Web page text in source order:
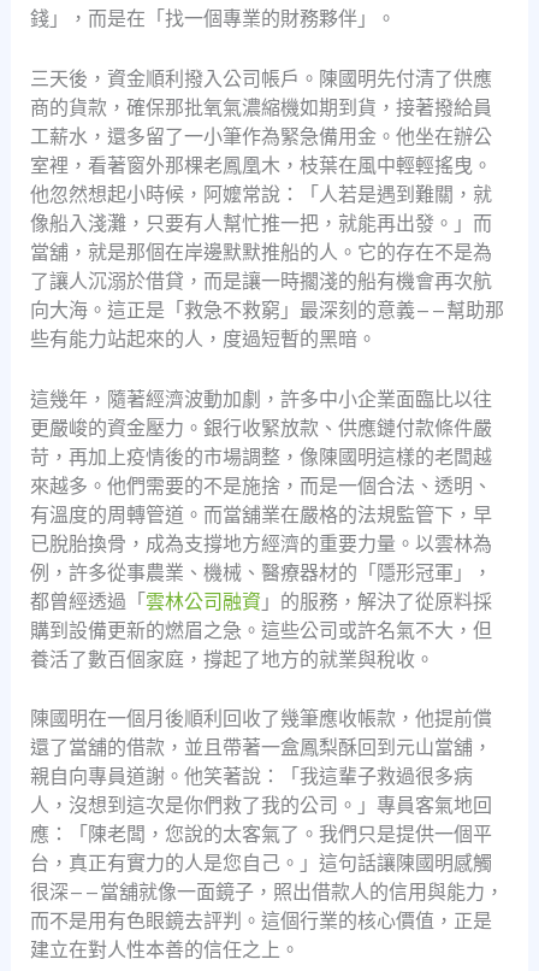
錢」，而是在「找一個專業的財務夥伴」。
三天後，資金順利撥入公司帳戶。陳國明先付清了供應
商的貨款，確保那批氧氣濃縮機如期到貨，接著撥給員
工薪水，還多留了一小筆作為緊急備用金。他坐在辦公
室裡，看著窗外那棵老鳳凰木，枝葉在風中輕輕搖曳。
他忽然想起小時候，阿嬤常說：「人若是遇到難關，就
像船入淺灘，只要有人幫忙推一把，就能再出發。」而
當舖，就是那個在岸邊默默推船的人。它的存在不是為
了讓人沉溺於借貸，而是讓一時擱淺的船有機會再次航
向大海。這正是「救急不救窮」最深刻的意義——幫助那
些有能力站起來的人，度過短暫的黑暗。
這幾年，隨著經濟波動加劇，許多中小企業面臨比以往
更嚴峻的資金壓力。銀行收緊放款、供應鏈付款條件嚴
苛，再加上疫情後的市場調整，像陳國明這樣的老闆越
來越多。他們需要的不是施捨，而是一個合法、透明、
有溫度的周轉管道。而當舖業在嚴格的法規監管下，早
已脫胎換骨，成為支撐地方經濟的重要力量。以雲林為
例，許多從事農業、機械、醫療器材的「隱形冠軍」，
都曾經透過「雲林公司融資 」的服務，解決了從原料採
購到設備更新的燃眉之急。這些公司或許名氣不大，但
養活了數百個家庭，撐起了地方的就業與稅收。
陳國明在一個月後順利回收了幾筆應收帳款，他提前償
還了當舖的借款，並且帶著一盒鳳梨酥回到元山當舖，
親自向專員道謝。他笑著說：「我這輩子救過很多病
人，沒想到這次是你們救了我的公司。」專員客氣地回
應：「陳老闆，您說的太客氣了。我們只是提供一個平
台，真正有實力的人是您自己。」這句話讓陳國明感觸
很深——當舖就像一面鏡子，照出借款人的信用與能力，
而不是用有色眼鏡去評判。這個行業的核心價值，正是
建立在對人性本善的信任之上。